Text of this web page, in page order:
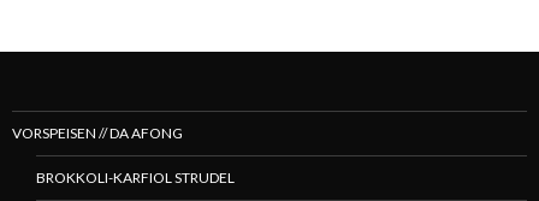
VORSPEISEN // DA AFONG
BROKKOLI-KARFIOL STRUDEL